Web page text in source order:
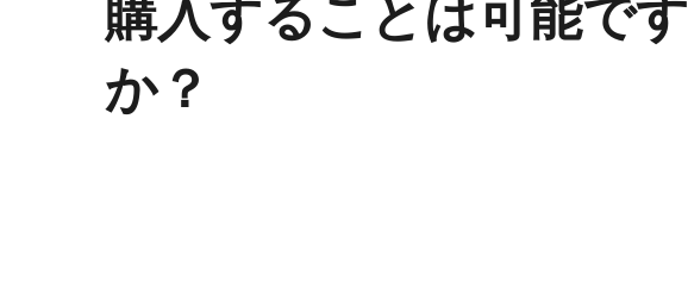
購入することは可能です
か？